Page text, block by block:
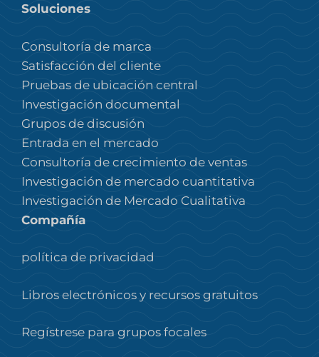
Soluciones
Consultoría de marca
Satisfacción del cliente
Pruebas de ubicación central
Investigación documental
Grupos de discusión
Entrada en el mercado
Consultoría de crecimiento de ventas
Investigación de mercado cuantitativa
Investigación de Mercado Cualitativa
Compañía
política de privacidad
Libros electrónicos y recursos gratuitos
Regístrese para grupos focales